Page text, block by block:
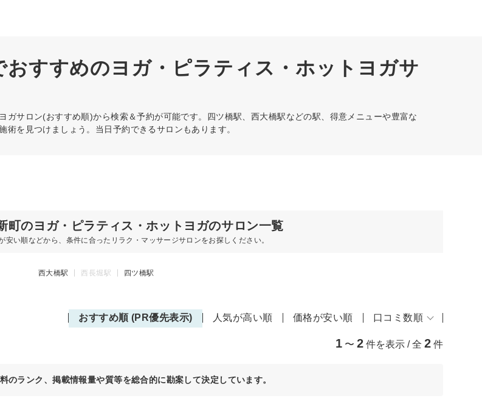
おすすめのヨガ・ピラティス・ホットヨガサ
ガサロン(おすすめ順)から検索＆予約が可能です。四ツ橋駅、西大橋駅などの駅、得意メニューや豊富な
を見つけましょう。当日予約できるサロンもあります。
町のヨガ・ピラティス・ホットヨガのサロン一覧
安い順などから、条件に合ったリラク・マッサージサロンをお探しください。
西大橋駅 西長堀駅 四ツ橋駅
おすすめ順 (PR優先表示) 人気が高い順 価格が安い順 口コミ数順
1 〜 2 件を表示 / 全 2 件
のランク、掲載情報量や質等を総合的に勘案して決定しています。